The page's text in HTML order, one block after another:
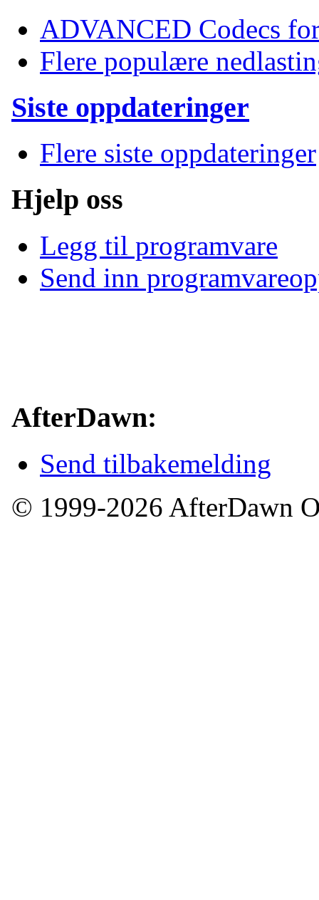
ADVANCED Codecs
Flere populære
Siste oppdateringer
Flere siste oppdateringer
Hjelp oss
Legg til programvare
Send inn
AfterDawn:
Send tilbakemelding
© 1999-2026 AfterDawn